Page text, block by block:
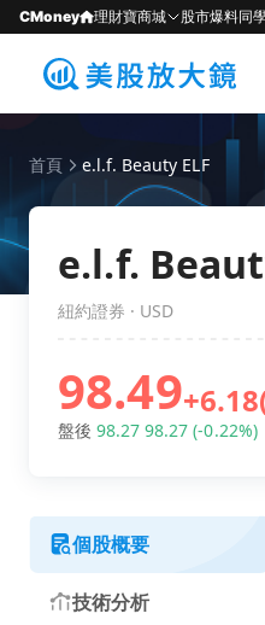
CMoney 理財寶商城 股市爆料同
首頁 e.l.f. Beauty ELF
e.l.f.
紐約證券 · USD
98.49+6.18
盤後98.2798.27(-0.22%)
個股概要
技術分析